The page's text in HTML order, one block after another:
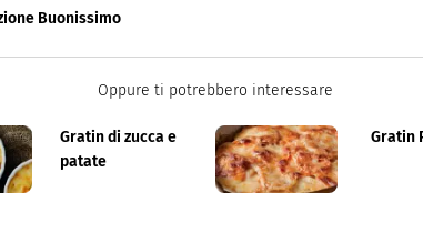
Buonissimo
è il magazine di cucina di Italiaonline nel quale
spiegate passo passo.
Oppure ti potrebbero interessare
Gratin di zucca e
patate
Gratin